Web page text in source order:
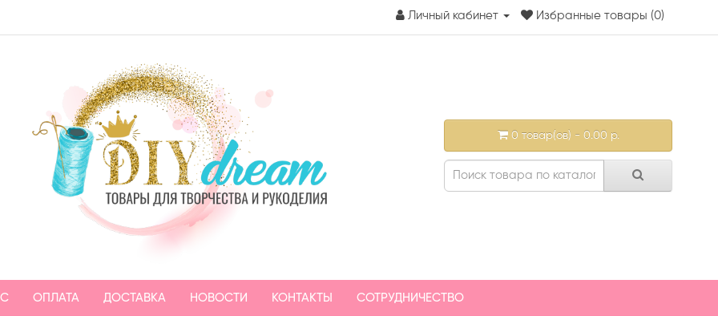
Личный кабинет Избранные товары (0)
0 товар(ов) - 0.00 р.
ОПЛАТА ДОСТАВКА НОВОСТИ КОНТАКТЫ СОТРУДНИЧЕСТВО